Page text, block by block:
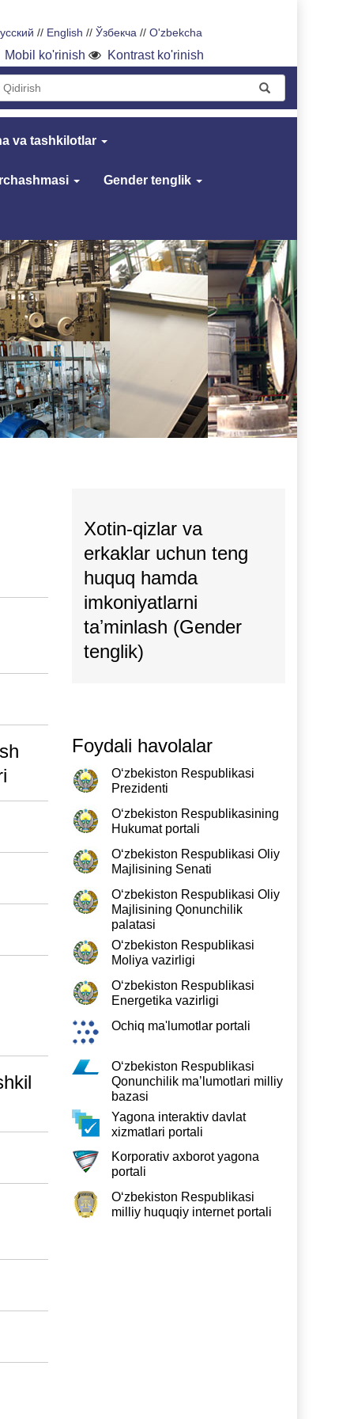
// English // Ўзбекча // O'zbekcha
Mobil ko'rinish Kontrast ko'rinish
va tashkilotlar
Gender tenglik
Xotin-qizlar va
erkaklar uchun teng
huquq hamda
imkoniyatlarni
taʼminlash (Gender
tenglik)
Foydali havolalar
O‘zbekiston Respublikasi
Prezidenti
O‘zbekiston Respublikasining
Hukumat portali
O‘zbekiston Respublikasi Oliy
Majlisining Senati
O‘zbekiston Respublikasi Oliy
Majlisining Qonunchilik
palatasi
O‘zbekiston Respublikasi
Moliya vazirligi
O‘zbekiston Respublikasi
Energetika vazirligi
Ochiq ma'lumotlar portali
O‘zbekiston Respublikasi
Qonunchilik ma’lumotlari milliy
bazasi
Yagona interaktiv davlat
xizmatlari portali
Korporativ axborot yagona
portali
O‘zbekiston Respublikasi
milliy huquqiy internet portali